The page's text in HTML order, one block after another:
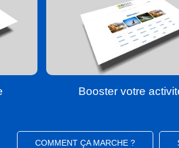
Booster votre
COMMENT ÇA MARCHE ?